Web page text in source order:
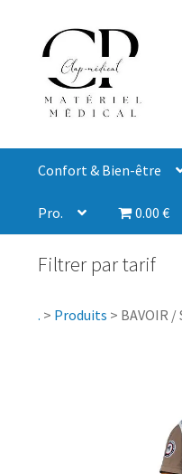
Confort & Bien-être
Pro. 0.00 €
Filtrer par tarif
. > Produits > BAVOIR /